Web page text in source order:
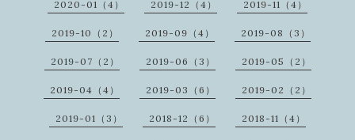
2020-01（4） 2019-12（4） 2019-11（4）
2019-10（2） 2019-09（4） 2019-08（3）
2019-07（2） 2019-06（3） 2019-05（2）
2019-04（4） 2019-03（6） 2019-02（2）
2019-01（3） 2018-12（6） 2018-11（4）